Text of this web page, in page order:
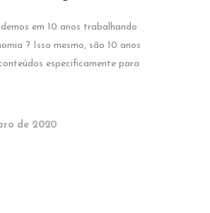
em 10 anos trabalhando
? Isso mesmo, são 10 anos
especificamente para
de 2020